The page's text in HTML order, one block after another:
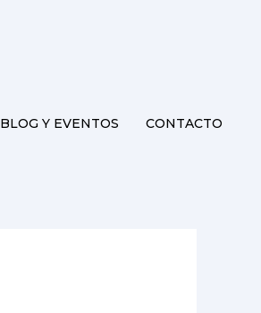
BLOG Y EVENTOS CONTACTO